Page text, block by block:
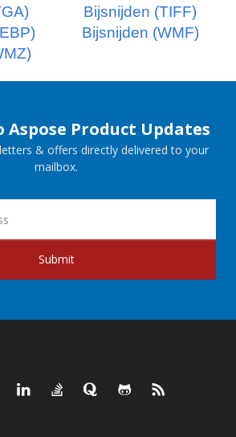
Bijsnijden (TIFF)
Bijsnijden (WMF)
Aspose Product Updates
& offers directly delivered to your
mailbox.
Submit